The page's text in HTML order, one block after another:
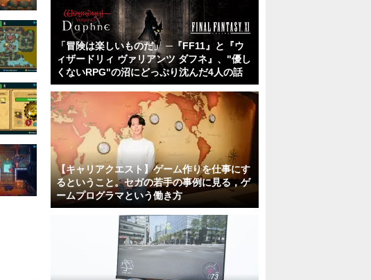
「冒険は楽しいものだ」 ─『FF11』と『ウ
ィザードリィ ヴァリアンツ ダフネ』、"優し
くないRPG"の沼にどっぷり沈んだ4人の話
【キャリアクエスト】ゲーム作りを仕事にす
るということ。セガの若手の事例に見る，ゲ
ームプログラマという働き方